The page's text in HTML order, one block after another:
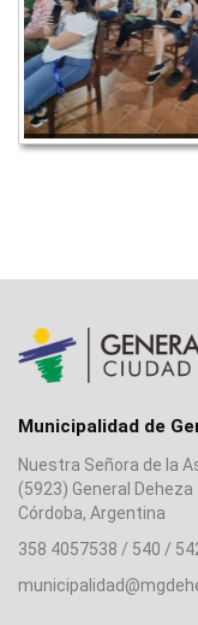
Municipalidad de
Nuestra Señora de la
(5923) General Deheza
Córdoba, Argentina
358 4057538 / 540 /